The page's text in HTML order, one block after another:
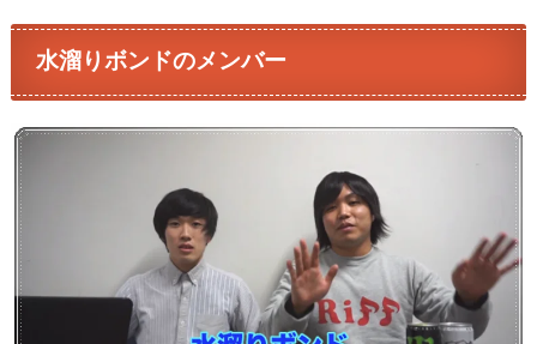
水溜りボンドのメンバー